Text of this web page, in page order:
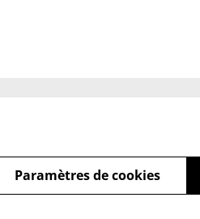
Paramètres de cookies